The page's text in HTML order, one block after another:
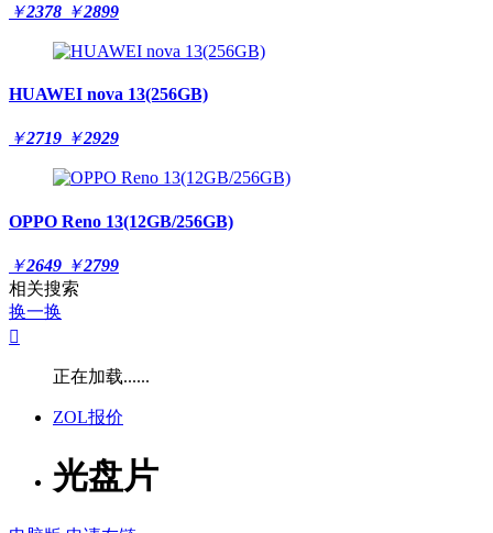
￥2378 ￥2899
HUAWEI nova 13(256GB)
￥2719 ￥2929
OPPO Reno 13(12GB/256GB)
￥2649 ￥2799
相关搜索
换一换

正在加载......
ZOL报价
光盘片